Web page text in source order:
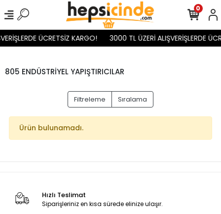
ÜCRETSİZ KARGO! 3000 TL ÜZERİ ALIŞVERİŞLERDE
0
805 ENDÜSTRİYEL YAPIŞTIRICILAR
Filtreleme Sıralama
Ürün bulunamadı.
Hızlı Teslimat
Siparişleriniz en kısa sürede elinize ulaşır.